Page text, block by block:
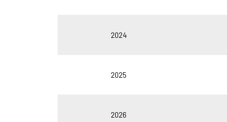
2024
2025
2026